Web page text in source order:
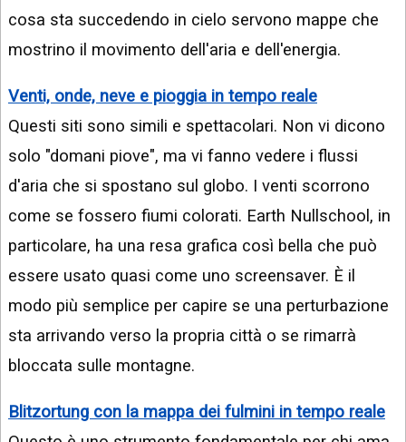
cosa sta succedendo in cielo servono mappe che
mostrino il movimento dell'aria e dell'energia.
Venti, onde, neve e pioggia in tempo reale
Questi siti sono simili e spettacolari. Non vi dicono
solo "domani piove", ma vi fanno vedere i flussi
d'aria che si spostano sul globo. I venti scorrono
come se fossero fiumi colorati. Earth Nullschool, in
particolare, ha una resa grafica così bella che può
essere usato quasi come uno screensaver. È il
modo più semplice per capire se una perturbazione
sta arrivando verso la propria città o se rimarrà
bloccata sulle montagne.
Blitzortung con la mappa dei fulmini in tempo reale